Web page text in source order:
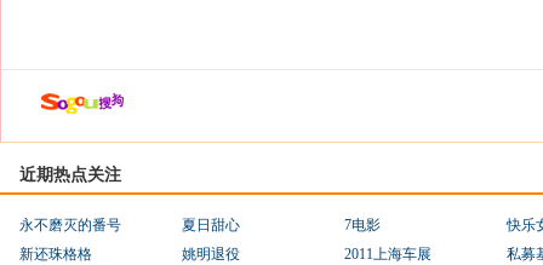
近期热点关注
永不磨灭的番号 夏日甜心 7电影
快乐
新还珠格格
姚明退役 2011上海车展
私募